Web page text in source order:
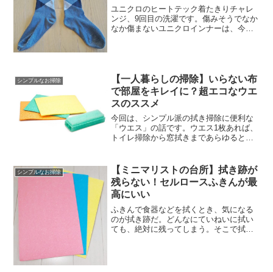
ユニクロのヒートテック着たきりチャレ
ンジ、9回目の洗濯です。傷みそうでなか
なか傷まないユニクロインナーは、今回
シンプルなお掃除
【一人暮らしの掃除】いらない布
で部屋をキレイに？超エコなウエ
スのススメ
今回は、シンプル派の拭き掃除に便利な
「ウエス」の話です。ウエス1枚あれば、
トイレ掃除から窓拭きまであらゆるとこ
りますが、収納場所や使った後の処理が
悩みどころ。そんな面倒...
シンプルなお掃除
【ミニマリストの台所】拭き跡が
残らない！セルロースふきんが最
高にいい
ふきんで食器などを拭くとき、気になる
のが拭き跡だ。どんなにていねいに拭い
ても、絶対に残ってしまう。そこで拭き